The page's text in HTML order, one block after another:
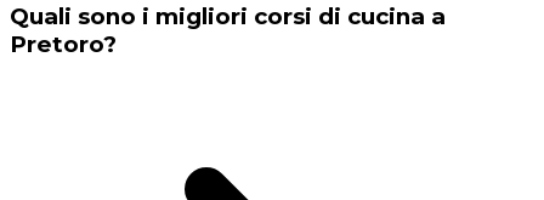
Quali sono i migliori corsi di cucina a
Pretoro?